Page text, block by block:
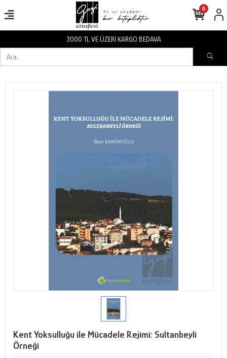
3000 TL VE ÜZERİ KARGO
0
Kent Yoksulluğu ile Mücadele Rejimi: Sultanbeyli
Örneği